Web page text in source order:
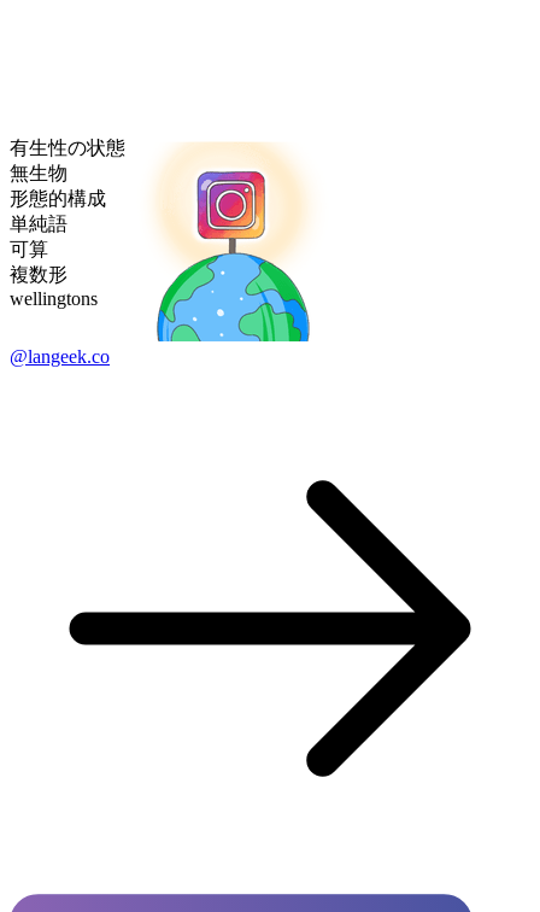
有生性の状態
無生物
形態的構成
単純語
可算
複数形
wellingtons
@langeek.co